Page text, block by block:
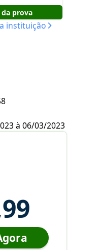
prova
instituição
à 06/03/2023